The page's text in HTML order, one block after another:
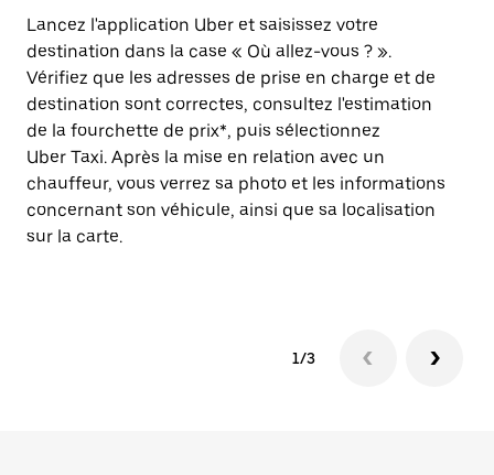
Lancez l'application Uber et saisissez votre
destination dans la case « Où allez-vous ? ».
Vérifiez que les adresses de prise en charge et de
destination sont correctes, consultez l'estimation
de la fourchette de prix*, puis sélectionnez
Uber Taxi. Après la mise en relation avec un
chauffeur, vous verrez sa photo et les informations
concernant son véhicule, ainsi que sa localisation
sur la carte.
1/3